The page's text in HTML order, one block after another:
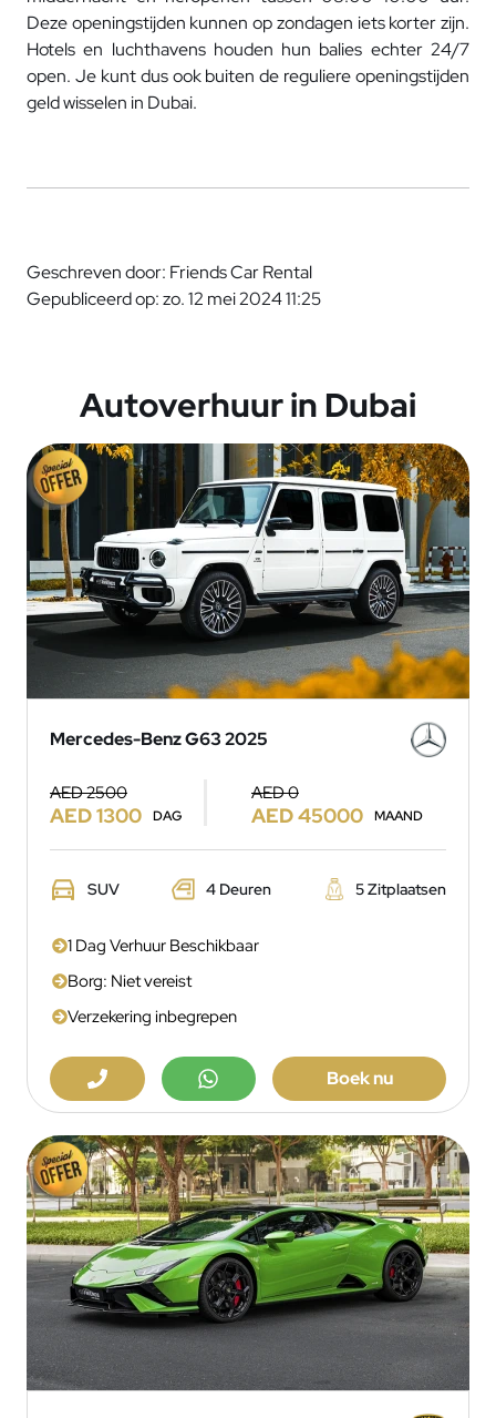
Deze openingstijden kunnen op zondagen iets korter zijn.
Hotels en luchthavens houden hun balies echter 24/7
open. Je kunt dus ook buiten de reguliere openingstijden
geld wisselen in Dubai.
Geschreven door: Friends Car Rental
Gepubliceerd op: zo. 12 mei 2024 11:25
Autoverhuur in Dubai
Mercedes-Benz G63 2025
AED 2500
AED 1300 DAG
AED 0
AED 45000 MAAND
SUV 4 Deuren 5 Zitplaatsen
1 Dag Verhuur Beschikbaar
Borg: Niet vereist
Verzekering inbegrepen
Boek nu